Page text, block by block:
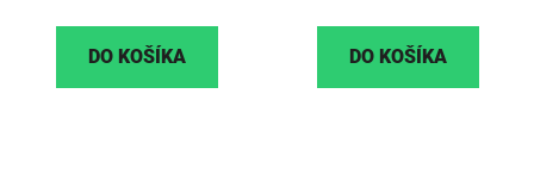
DO KOŠÍKA DO KOŠÍKA